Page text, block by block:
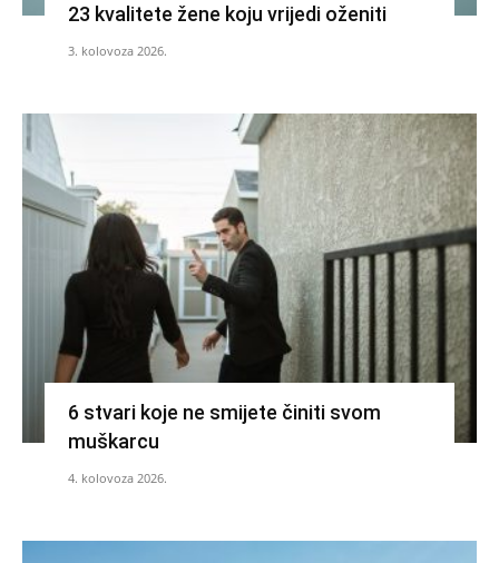
23 kvalitete žene koju vrijedi oženiti
3. kolovoza 2026.
6 stvari koje ne smijete činiti svom
muškarcu
4. kolovoza 2026.